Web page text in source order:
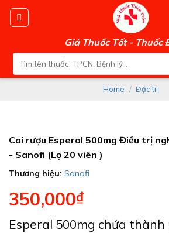
Skip
Giá Thuốc Tốt - Thuốc
for:
Home / Đặc trị
Cai rượu Esperal 500mg Điều trị
- Sanofi (Lọ 20 viên )
Thương hiệu: Sanofi
350,000₫
Esperal 500mg chứa thành